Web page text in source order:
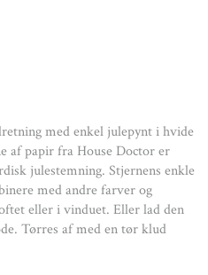
80 cm
en tør klud
med enkel julepynt i hvide
af papir fra House Doctor er
julestemning. Stjernens enkle
med andre farver og
eller i vinduet. Eller lad den
Tørres af med en tør klud